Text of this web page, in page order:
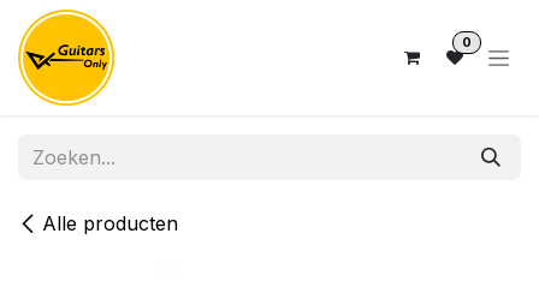
Overslaan naar inhoud
0
Alle producten